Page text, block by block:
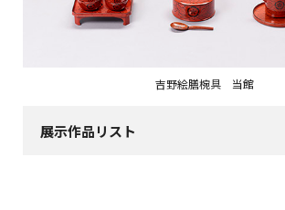
吉野絵膳椀具 当館
展示作品リスト